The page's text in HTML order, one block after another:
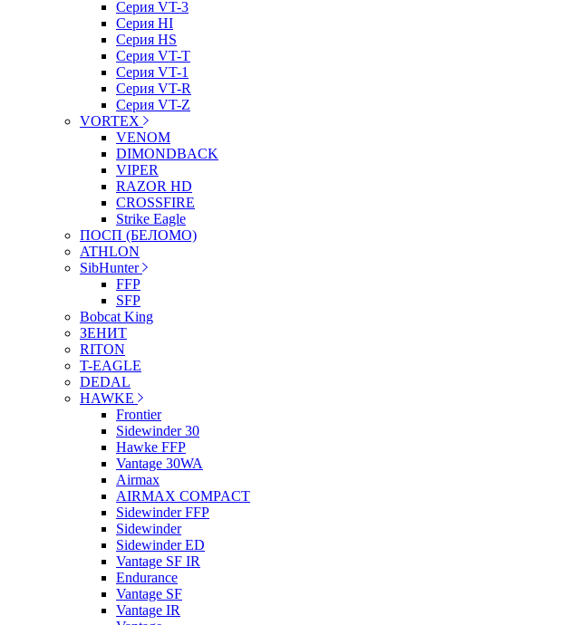
Серия VT-3
Серия HI
Серия HS
Серия VT-T
Серия VT-1
Серия VT-R
Серия VT-Z
VORTEX
VENOM
DIMONDBACK
VIPER
RAZOR HD
CROSSFIRE
Strike Eagle
ПОСП (БЕЛОМО)
ATHLON
SibHunter
FFP
SFP
Bobcat King
ЗЕНИТ
RITON
T-EAGLE
DEDAL
HAWKE
Frontier
Sidewinder 30
Hawke FFP
Vantage 30WA
Airmax
AIRMAX COMPACT
Sidewinder FFP
Sidewinder
Sidewinder ED
Vantage SF IR
Endurance
Vantage SF
Vantage IR